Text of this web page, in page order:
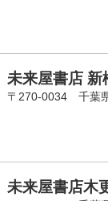
未来屋書店 新
〒270-0034 千葉
未来屋書店木